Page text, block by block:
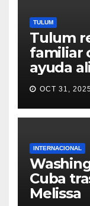
TULUM
Tulum
familiar
ayuda
OCT 31,
INTERNACIONAL
Cuba
Melissa